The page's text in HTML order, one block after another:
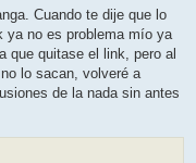
Cuando te dije que lo
ya no es problema mío ya
que quitase el link, pero al
lo sacan, volveré a
de la nada sin antes